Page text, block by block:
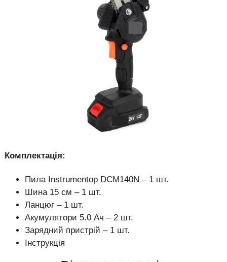
Комплектація:
Пила Instrumentop DCM140N – 1 шт.
Шина 15 см – 1 шт.
Ланцюг – 1 шт.
Акумулятори 5.0 Ач – 2 шт.
Зарядний пристрій – 1 шт.
Інструкція